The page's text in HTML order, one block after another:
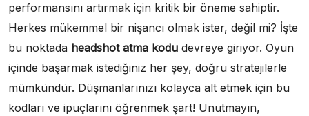
performansını artırmak için kritik bir öneme sahiptir.
Herkes mükemmel bir nişancı olmak ister, değil mi? İşte
bu noktada headshot atma kodu devreye giriyor. Oyun
içinde başarmak istediğiniz her şey, doğru stratejilerle
mümkündür. Düşmanlarınızı kolayca alt etmek için bu
kodları ve ipuçlarını öğrenmek şart! Unutmayın,